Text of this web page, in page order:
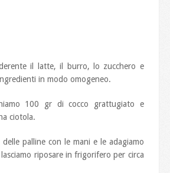
il latte, il burro, lo zucchero e
in modo omogeneo.
100 gr di cocco grattugiato e
ciotola.
palline con le mani e le adagiamo
riposare in frigorifero per circa